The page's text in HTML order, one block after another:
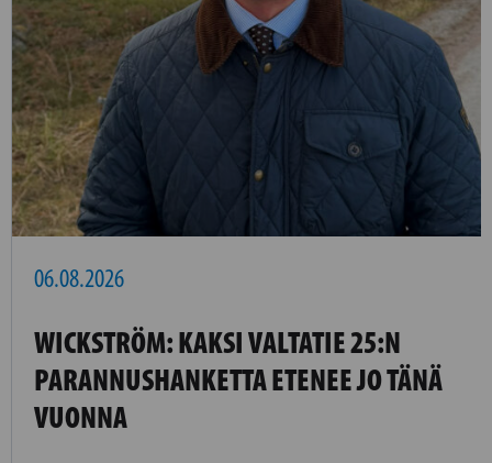
06.08.2026
WICKSTRÖM: KAKSI VALTATIE 25:N
PARANNUSHANKETTA ETENEE JO TÄNÄ
VUONNA